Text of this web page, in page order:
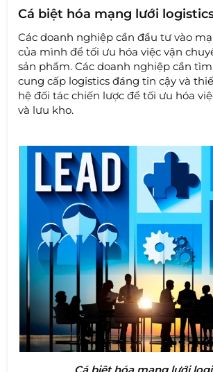
Cá biệt hóa mạng lưới
Các doanh nghiệp cần đầu tư vào
của mình để tối ưu hóa việc vận
sản phẩm. Các doanh nghiệp cần
cung cấp logistics đáng tin cậy và
hệ đối tác chiến lược để tối ưu hóa
và lưu kho.